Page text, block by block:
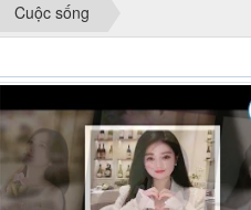
Cuộc sống